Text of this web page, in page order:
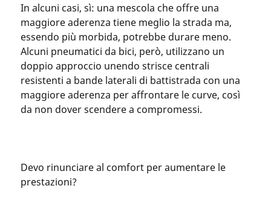
In alcuni casi, sì: una mescola che offre una
maggiore aderenza tiene meglio la strada ma,
essendo più morbida, potrebbe durare meno.
Alcuni pneumatici da bici, però, utilizzano un
doppio approccio unendo strisce centrali
resistenti a bande laterali di battistrada con una
maggiore aderenza per affrontare le curve, così
da non dover scendere a compromessi.
Devo rinunciare al comfort per aumentare le
prestazioni?